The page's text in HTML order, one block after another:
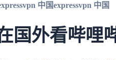
中国expressvpn 中国
国外看哔哩